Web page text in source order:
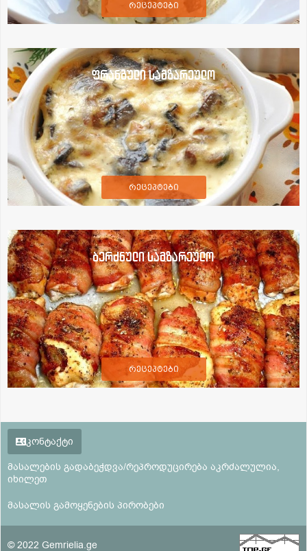
რეცეპტები
ფრანგული სამზარეულო
რეცეპტები
ბერძნული სამზარეულო
რეცეპტები
კონტაქტი
მასალების გადაბეჭდვა/რეპროდუცირება აკრძალულია,
იხილეთ
მასალის გამოყენების პირობები
© 2022 Gemrielia.ge